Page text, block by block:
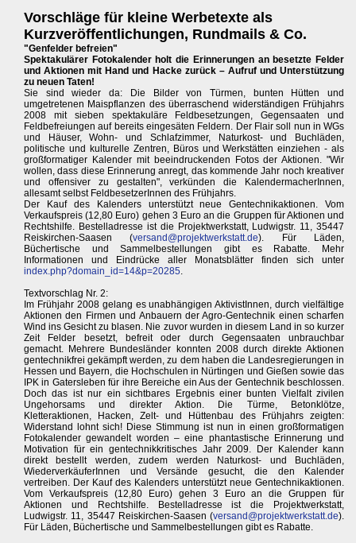
Vorschläge für kleine Werbetexte als
Kurzveröffentlichungen, Rundmails & Co.
"Genfelder befreien"
Spektakulärer Fotokalender holt die Erinnerungen an besetzte Felder
und Aktionen mit Hand und Hacke zurück – Aufruf und Unterstützung
zu neuen Taten!
Sie sind wieder da: Die Bilder von Türmen, bunten Hütten und
umgetretenen Maispflanzen des überraschend widerständigen Frühjahrs
2008 mit sieben spektakuläre Feldbesetzungen, Gegensaaten und
Feldbefreiungen auf bereits eingesäten Feldern. Der Flair soll nun in WGs
und Häuser, Wohn- und Schlafzimmer, Naturkost- und Buchläden,
politische und kulturelle Zentren, Büros und Werkstätten einziehen - als
großformatiger Kalender mit beeindruckenden Fotos der Aktionen. "Wir
wollen, dass diese Erinnerung anregt, das kommende Jahr noch kreativer
und offensiver zu gestalten", verkünden die KalendermacherInnen,
allesamt selbst FeldbesetzerInnen des Frühjahrs.
Der Kauf des Kalenders unterstützt neue Gentechnikaktionen. Vom
Verkaufspreis (12,80 Euro) gehen 3 Euro an die Gruppen für Aktionen und
Rechtshilfe. Bestelladresse ist die Projektwerkstatt, Ludwigstr. 11, 35447
Reiskirchen-Saasen (versand@projektwerkstatt.de). Für Läden,
Büchertische und Sammelbestellungen gibt es Rabatte. Mehr
Informationen und Eindrücke aller Monatsblätter finden sich unter
index.php?domain_id=14&p=20285.
Textvorschlag Nr. 2:
Im Frühjahr 2008 gelang es unabhängigen AktivistInnen, durch vielfältige
Aktionen den Firmen und Anbauern der Agro-Gentechnik einen scharfen
Wind ins Gesicht zu blasen. Nie zuvor wurden in diesem Land in so kurzer
Zeit Felder besetzt, befreit oder durch Gegensaaten unbrauchbar
gemacht. Mehrere Bundesländer konnten 2008 durch direkte Aktionen
gentechnikfrei gekämpft werden, zu dem haben die Landesregierungen in
Hessen und Bayern, die Hochschulen in Nürtingen und Gießen sowie das
IPK in Gatersleben für ihre Bereiche ein Aus der Gentechnik beschlossen.
Doch das ist nur ein sichtbares Ergebnis einer bunten Vielfalt zivilen
Ungehorsams und direkter Aktion. Die Türme, Betonklötze,
Kletteraktionen, Hacken, Zelt- und Hüttenbau des Frühjahrs zeigten:
Widerstand lohnt sich! Diese Stimmung ist nun in einen großformatigen
Fotokalender gewandelt worden – eine phantastische Erinnerung und
Motivation für ein gentechnikkritisches Jahr 2009. Der Kalender kann
direkt bestellt werden, zudem werden Naturkost- und Buchläden,
WiederverkäuferInnen und Versände gesucht, die den Kalender
vertreiben. Der Kauf des Kalenders unterstützt neue Gentechnikaktionen.
Vom Verkaufspreis (12,80 Euro) gehen 3 Euro an die Gruppen für
Aktionen und Rechtshilfe. Bestelladresse ist die Projektwerkstatt,
Ludwigstr. 11, 35447 Reiskirchen-Saasen (versand@projektwerkstatt.de).
Für Läden, Büchertische und Sammelbestellungen gibt es Rabatte.